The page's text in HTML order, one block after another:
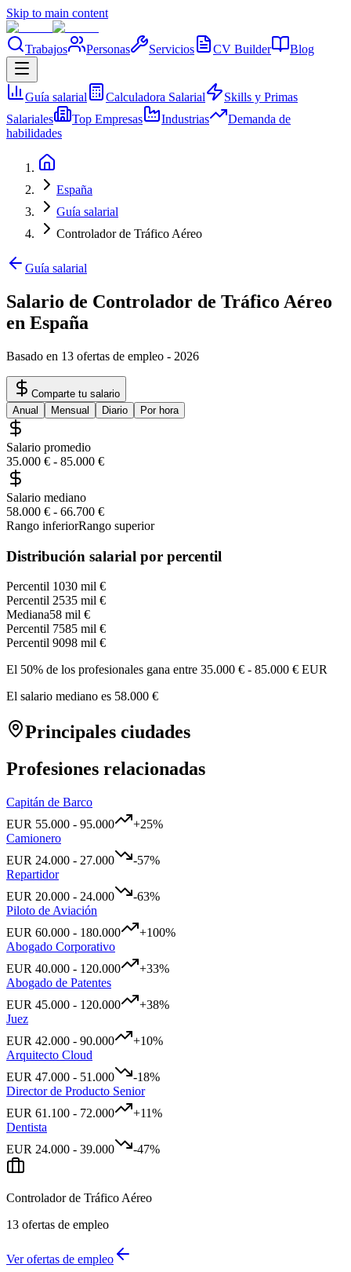
Skip to main content
Trabajos Personas Servicios CV Builder Blog
Guía salarial Calculadora Salarial
Skills y Primas
Salariales
Top Empresas Industrias
Demanda de
habilidades
España
Guía salarial
Controlador de Tráfico Aéreo
Guía salarial
Salario de Controlador de Tráfico Aéreo
en España
Basado en 13 ofertas de empleo - 2026
Comparte tu salario
Anual
Mensual Diario Por hora
Salario promedio
35.000 € - 85.000 €
Salario mediano
58.000 € - 66.700 €
Rango inferiorRango superior
Distribución salarial por percentil
Percentil 1030 mil €
Percentil 2535 mil €
Mediana58 mil €
Percentil 7585 mil €
Percentil 9098 mil €
El 50% de los profesionales gana entre 35.000 € - 85.000 € EUR
El salario mediano es 58.000 €
Principales ciudades
Profesiones relacionadas
Capitán de Barco
EUR 55.000 - 95.000 +25%
Camionero
EUR 24.000 - 27.000 -57%
Repartidor
EUR 20.000 - 24.000 -63%
Piloto de Aviación
EUR 60.000 - 180.000 +100%
Abogado Corporativo
EUR 40.000 - 120.000 +33%
Abogado de Patentes
EUR 45.000 - 120.000 +38%
Juez
EUR 42.000 - 90.000 +10%
Arquitecto Cloud
EUR 47.000 - 51.000 -18%
Director de Producto Senior
EUR 61.100 - 72.000 +11%
Dentista
EUR 24.000 - 39.000 -47%
Controlador de Tráfico Aéreo
13 ofertas de empleo
Ver ofertas de empleo